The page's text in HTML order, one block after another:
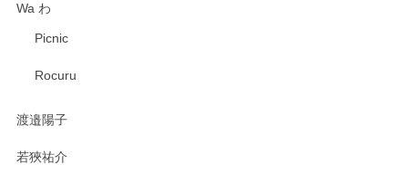
Wa わ
Picnic
Rocuru
渡邉陽子
若狹祐介